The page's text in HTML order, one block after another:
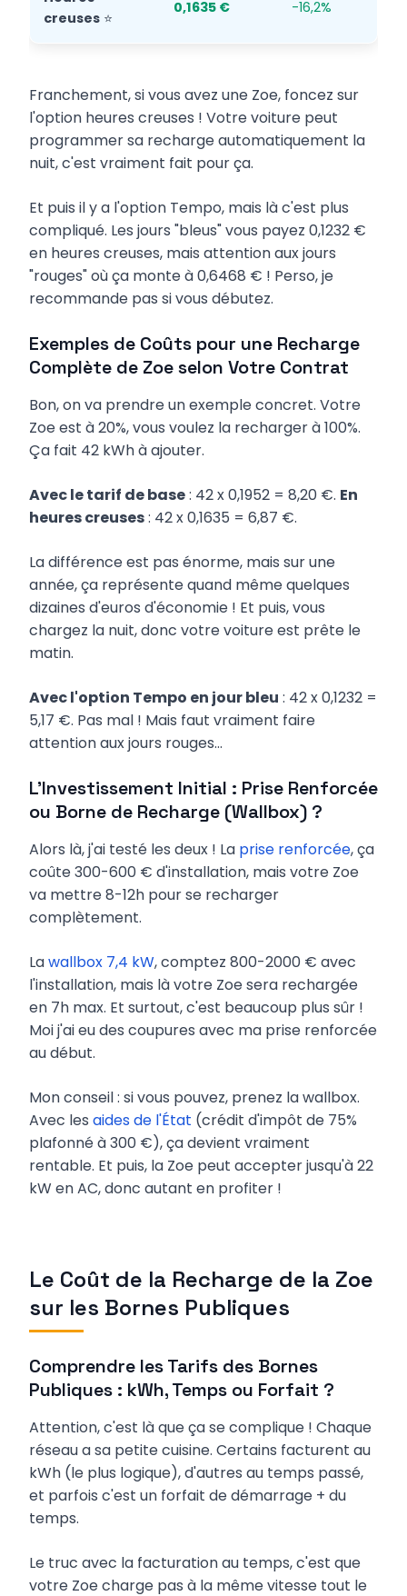
creuses ⭐
0,1635 € -16,2%
Franchement, si vous avez une Zoe, foncez sur
l'option heures creuses ! Votre voiture peut
programmer sa recharge automatiquement la
nuit, c'est vraiment fait pour ça.
Et puis il y a l'option Tempo, mais là c'est plus
compliqué. Les jours "bleus" vous payez 0,1232 €
en heures creuses, mais attention aux jours
"rouges" où ça monte à 0,6468 € ! Perso, je
recommande pas si vous débutez.
Exemples de Coûts pour une Recharge
Complète de Zoe selon Votre Contrat
Bon, on va prendre un exemple concret. Votre
Zoe est à 20%, vous voulez la recharger à 100%.
Ça fait 42 kWh à ajouter.
Avec le tarif de base: 42 x 0,1952 = 8,20 €. En
heures creuses: 42 x 0,1635 = 6,87 €.
La différence est pas énorme, mais sur une
année, ça représente quand même quelques
dizaines d'euros d'économie ! Et puis, vous
chargez la nuit, donc votre voiture est prête le
matin.
Avec l'option Tempo en jour bleu : 42 x 0,1232 =
5,17 €. Pas mal ! Mais faut vraiment faire
attention aux jours rouges...
L'Investissement Initial : Prise Renforcée
ou Borne de Recharge (Wallbox) ?
Alors là, j'ai testé les deux ! La prise renforcée, ça
coûte 300-600 € d'installation, mais votre Zoe
va mettre 8-12h pour se recharger
complètement.
Lawallbox 7,4 kW, comptez 800-2000 € avec
l'installation, mais là votre Zoe sera rechargée
en 7h max. Et surtout, c'est beaucoup plus sûr !
Moi j'ai eu des coupures avec ma prise renforcée
au début.
Mon conseil : si vous pouvez, prenez la wallbox.
Avec les aides de l'État (crédit d'impôt de 75%
plafonné à 300 €), ça devient vraiment
rentable. Et puis, la Zoe peut accepter jusqu'à 22
kW en AC, donc autant en profiter !
Le Coût de la Recharge de la Zoe
sur les Bornes Publiques
Comprendre les Tarifs des Bornes
Publiques : kWh, Temps ou Forfait ?
Attention, c'est là que ça se complique ! Chaque
réseau a sa petite cuisine. Certains facturent au
kWh (le plus logique), d'autres au temps passé,
et parfois c'est un forfait de démarrage + du
temps.
Le truc avec la facturation au temps, c'est que
votre Zoe charge pas à la même vitesse tout le